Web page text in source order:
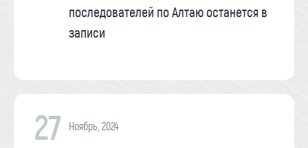
последователей по Алтаю останется в
записи
27 Ноябрь, 2024